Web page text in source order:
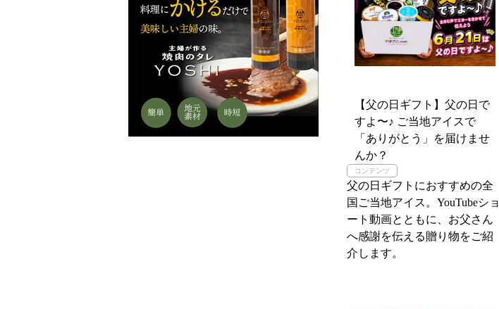
【父の日ギフト】父の日で
すよ〜♪ ご当地アイスで
「ありがとう」を届けませ
んか？
父の日ギフトにおすすめの全
国ご当地アイス。YouTubeショ
ート動画とともに、お父さん
へ感謝を伝える贈り物をご紹
介します。